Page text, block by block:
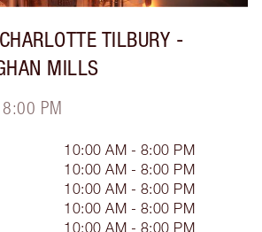
TILBURY -
MILLS
8:00 PM
10:00 AM - 8:00 PM
10:00 AM - 8:00 PM
10:00 AM - 8:00 PM
10:00 AM - 8:00 PM
10:00 AM - 8:00 PM